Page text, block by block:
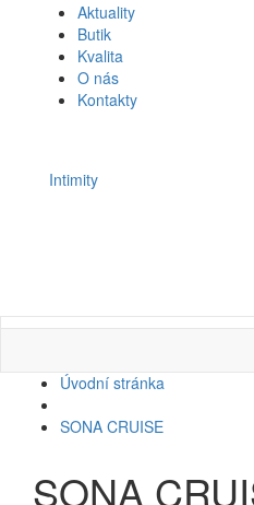
Aktuality
Butik
Kvalita
O nás
Kontakty
Intimity
Úvodní stránka
SONA CRUISE
SONA